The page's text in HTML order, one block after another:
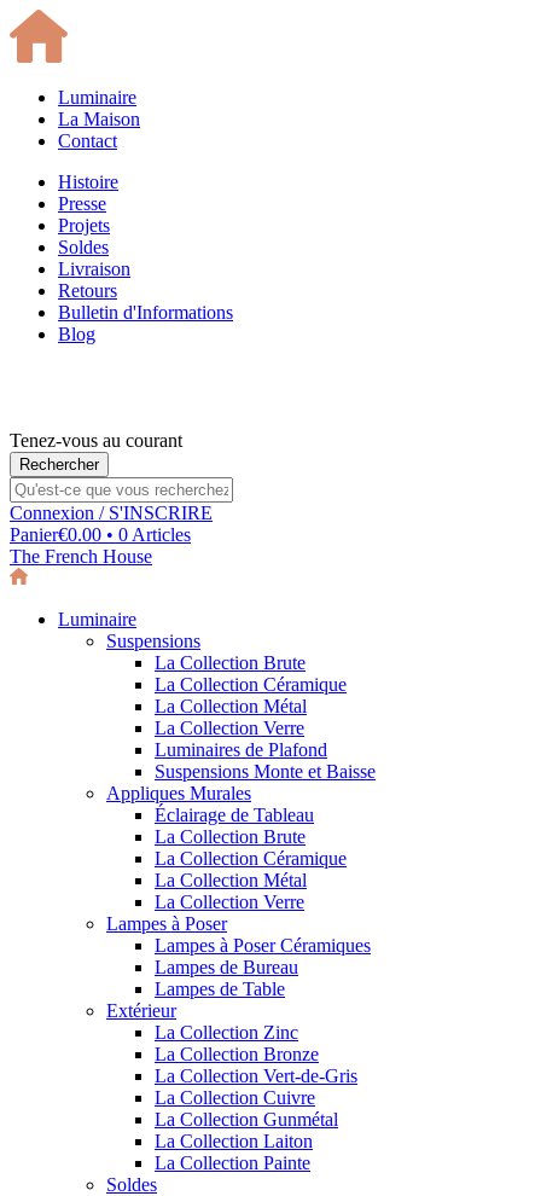
Luminaire
La Maison
Contact
Histoire
Presse
Projets
Soldes
Livraison
Retours
Bulletin d'Informations
Blog
Tenez-vous au courant
Connexion / S'INSCRIRE
Panier€0.00 • 0 Articles
The French House
Luminaire
Suspensions
La Collection Brute
La Collection Céramique
La Collection Métal
La Collection Verre
Luminaires de Plafond
Suspensions Monte et Baisse
Appliques Murales
Éclairage de Tableau
La Collection Brute
La Collection Céramique
La Collection Métal
La Collection Verre
Lampes à Poser
Lampes à Poser Céramiques
Lampes de Bureau
Lampes de Table
Extérieur
La Collection Zinc
La Collection Bronze
La Collection Vert-de-Gris
La Collection Cuivre
La Collection Gunmétal
La Collection Laiton
La Collection Painte
Soldes